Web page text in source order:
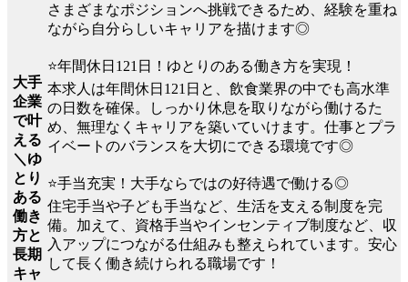
大手
企業
で叶
える
＼ゆ
とり
ある
働き
方と
長期
キャ
さまざまなポジションへ挑戦できるため、経験を重ね
ながら自分らしいキャリアを描けます◎
⭐年間休日121日！ゆとりのある働き方を実現！
本求人は年間休日121日と、飲食業界の中でも高水準
の日数を確保。しっかり休息を取りながら働けるた
め、無理なくキャリアを築いていけます。仕事とプラ
イベートのバランスを大切にできる環境です◎
⭐手当充実！大手ならではの好待遇で働ける◎
住宅手当や子ども手当など、生活を支える制度を完
備。加えて、資格手当やインセンティブ制度など、収
入アップにつながる仕組みも整えられています。安心
して長く働き続けられる職場です！